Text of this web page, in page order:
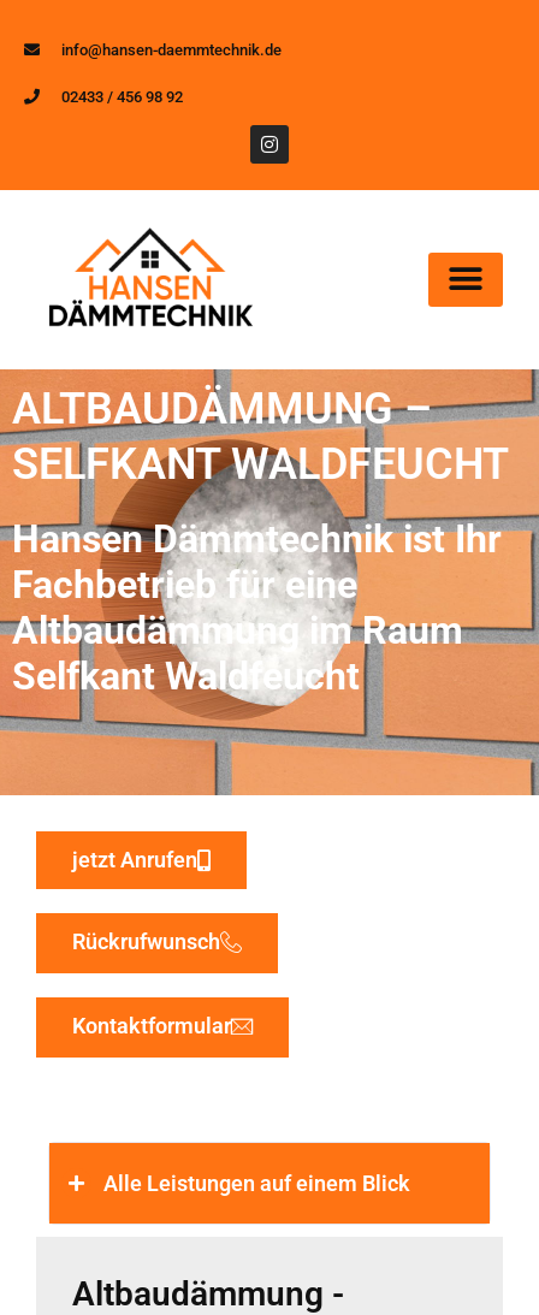
info@hansen-daemmtechnik.de
02433 / 456 98 92
ALTBAUDÄMMUNG –
SELFKANT WALDFEUCHT
Hansen Dämmtechnik ist Ihr
Fachbetrieb für eine
Altbaudämmung im Raum
Selfkant Waldfeucht
jetzt Anrufen
Rückrufwunsch
Kontaktformular
Alle Leistungen auf einem Blick
Altbaudämmung -